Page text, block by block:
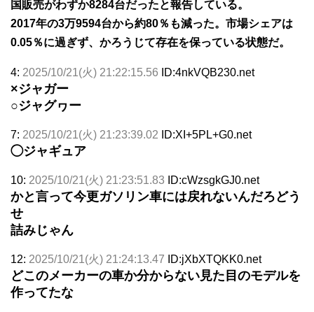
国販売がわずか8284台だったと報告している。
2017年の3万9594台から約80％も減った。市場シェアは
0.05％に過ぎず、かろうじて存在を保っている状態だ。
4: 2025/10/21(火) 21:22:15.56 ID:4nkVQB230.net
×ジャガー
○ジャグヮー
7: 2025/10/21(火) 21:23:39.02 ID:XI+5PL+G0.net
◯ジャギュア
10: 2025/10/21(火) 21:23:51.83 ID:cWzsgkGJ0.net
かと言って今更ガソリン車には戻れないんだろどう
せ
詰みじゃん
12: 2025/10/21(火) 21:24:13.47 ID:jXbXTQKK0.net
どこのメーカーの車か分からない見た目のモデルを
作ってたな